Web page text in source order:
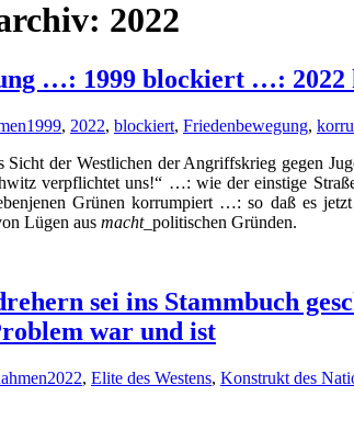
2022
…: 1999 blockiert …:
1999, 2022, blockiert, Friedenbewegung,
der Westlichen der Angriffskrieg gegen
verpflichtet uns!“ …: wie der einstige
Grünen korrumpiert …: so daß es
Lügen aus macht_politischen Gründen.
sei ins Stammbuch
war und ist
2022, Elite des Westens, Konstrukt des